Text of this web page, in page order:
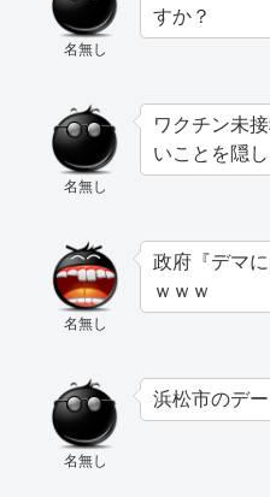
名無し
すか？
名無し
ワクチン未
いことを隠
名無し
政府『デマ
ｗｗｗ
名無し
浜松市のデ